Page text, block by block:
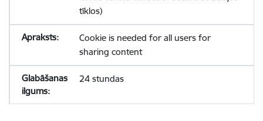
tīklos)
Cookie is needed for all users for
sharing content
24 stundas